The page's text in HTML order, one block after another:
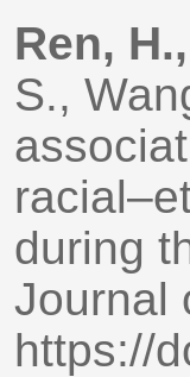
Ren, H.,
S.,
during
Journal
https://